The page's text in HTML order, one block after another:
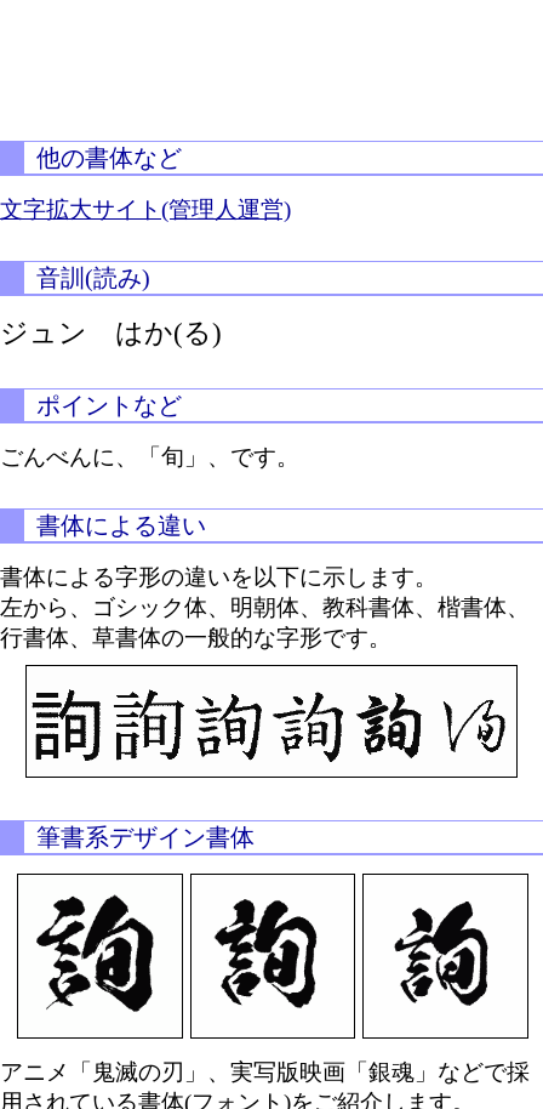
他の書体など
文字拡大サイト(管理人運営)
音訓(読み)
ジュン はか(る)
ポイントなど
ごんべんに、「旬」、です。
書体による違い
書体による字形の違いを以下に示します。
左から、ゴシック体、明朝体、教科書体、楷書体、
行書体、草書体の一般的な字形です。
筆書系デザイン書体
アニメ「鬼滅の刃」、実写版映画「銀魂」などで採
用されている書体(フォント)をご紹介します。